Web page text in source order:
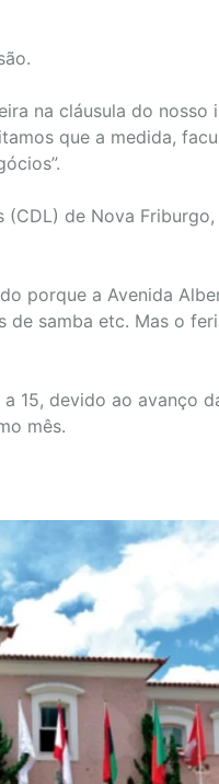
na cláusula do nosso
que a medida,
(CDL) de Nova
porque a Avenida
de samba etc. Mas o
a 15, devido ao avanço
mês.